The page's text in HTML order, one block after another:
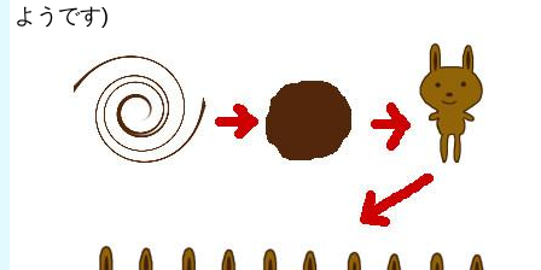
ようです)